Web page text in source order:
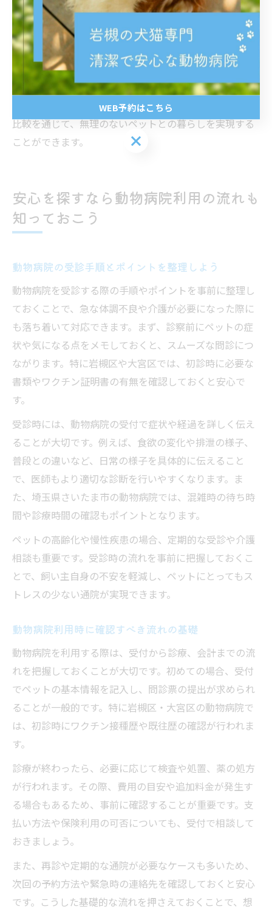
ーケア、相談体制なども確認しましょう。例えば、ワク
チン接種の費用は病院ごとに異なりますが、説明やサポ
ート体制が充実している病院を選ぶことで、安心して通
院できます。
家計への影響を最小限に抑えるためにも、見積もりや説
明書を活用し、納得できる選択を心がけましょう。費用
比較を通じて、無理のないペットとの暮らしを実現する
ことができます。
安心を探すなら動物病院利用の流れも
知っておこう
動物病院の受診手順とポイントを整理しよう
動物病院を受診する際の手順やポイントを事前に整理し
ておくことで、急な体調不良や介護が必要になった際に
も落ち着いて対応できます。まず、診察前にペットの症
状や気になる点をメモしておくと、スムーズな問診につ
ながります。特に岩槻区や大宮区では、初診時に必要な
書類やワクチン証明書の有無を確認しておくと安心で
す。
受診時には、動物病院の受付で症状や経過を詳しく伝え
ることが大切です。例えば、食欲の変化や排泄の様子、
普段との違いなど、日常の様子を具体的に伝えること
で、医師もより適切な診断を行いやすくなります。ま
た、埼玉県さいたま市の動物病院では、混雑時の待ち時
間や診療時間の確認もポイントとなります。
ペットの高齢化や慢性疾患の場合、定期的な受診や介護
相談も重要です。受診時の流れを事前に把握しておくこ
とで、飼い主自身の不安を軽減し、ペットにとってもス
トレスの少ない通院が実現できます。
動物病院利用時に確認すべき流れの基礎
動物病院を利用する際は、受付から診療、会計までの流
れを把握しておくことが大切です。初めての場合、受付
でペットの基本情報を記入し、問診票の提出が求められ
ることが一般的です。特に岩槻区・大宮区の動物病院で
は、初診時にワクチン接種歴や既往歴の確認が行われま
す。
診療が終わったら、必要に応じて検査や処置、薬の処方
が行われます。その際、費用の目安や追加料金が発生す
る場合もあるため、事前に確認することが重要です。支
払い方法や保険利用の可否についても、受付で相談して
おきましょう。
また、再診や定期的な通院が必要なケースも多いため、
次回の予約方法や緊急時の連絡先を確認しておくと安心
です。こうした基礎的な流れを押さえておくことで、想
WEB予約はこちら
WEB予約はこちら